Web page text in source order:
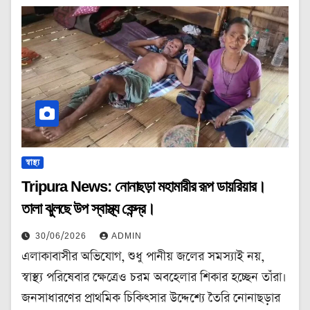
স্বাস্থ্য
Tripura News: নোনাছড়া মহামারীর রূপ ডায়রিয়ার।
তালা ঝুলছে উপ স্বাস্থ্য কেন্দ্র।
30/06/2026 ADMIN
এলাকাবাসীর অভিযোগ, শুধু পানীয় জলের সমস্যাই নয়,
স্বাস্থ্য পরিষেবার ক্ষেত্রেও চরম অবহেলার শিকার হচ্ছেন তাঁরা।
জনসাধারণের প্রাথমিক চিকিৎসার উদ্দেশ্যে তৈরি নোনাছড়ার